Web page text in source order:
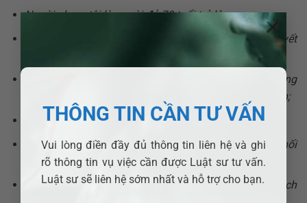
THÔNG TIN CẦN TƯ VẤN
Vui lòng điền đầy đủ thông tin liên hệ và ghi
rõ thông tin vụ việc cần được Luật sư tư vấn.
Luật sư sẽ liên hệ sớm nhất và hỗ trợ cho bạn.
×
Người phạm tội là người đủ 70 tuổi trở lên;
Người phạm tội là người khuyết tật nặng hoặc khuyết
Người phạm tội là người có bệnh bị hạn chế khả năng
nhận thức hoặc khả năng điều khiển hành vi của mình;
Người phạm tội tự thú;
Người phạm tội thành khẩn khai báo hoặc ăn năn hối
Người phạm tội tích cực giúp đỡ các cơ quan có trách